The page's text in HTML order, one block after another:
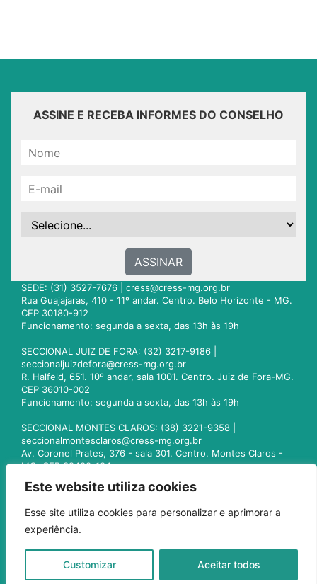
Este website utiliza cookies
Esse site utiliza cookies para personalizar e aprimorar a
experiência.
Customizar Aceitar todos
ASSINE E RECEBA INFORMES DO CONSELHO
ASSINAR
SEDE: (31) 3527-7676 | cress@cress-mg.org.br
Rua Guajajaras, 410 - 11º andar. Centro. Belo Horizonte - MG.
CEP 30180-912
Funcionamento: segunda a sexta, das 13h às 19h
SECCIONAL JUIZ DE FORA: (32) 3217-9186 |
seccionaljuizdefora@cress-mg.org.br
R. Halfeld, 651. 10º andar, sala 1001. Centro. Juiz de Fora-MG.
CEP 36010-002
Funcionamento: segunda a sexta, das 13h às 19h
SECCIONAL MONTES CLAROS: (38) 3221-9358 |
seccionalmontesclaros@cress-mg.org.br
Av. Coronel Prates, 376 - sala 301. Centro. Montes Claros -
MG. CEP 39400-104
seccionaluberlandia@cress-mg.org.br
Av. Afonso Pena, 547 - sala 101. Uberlândia - MG. CEP